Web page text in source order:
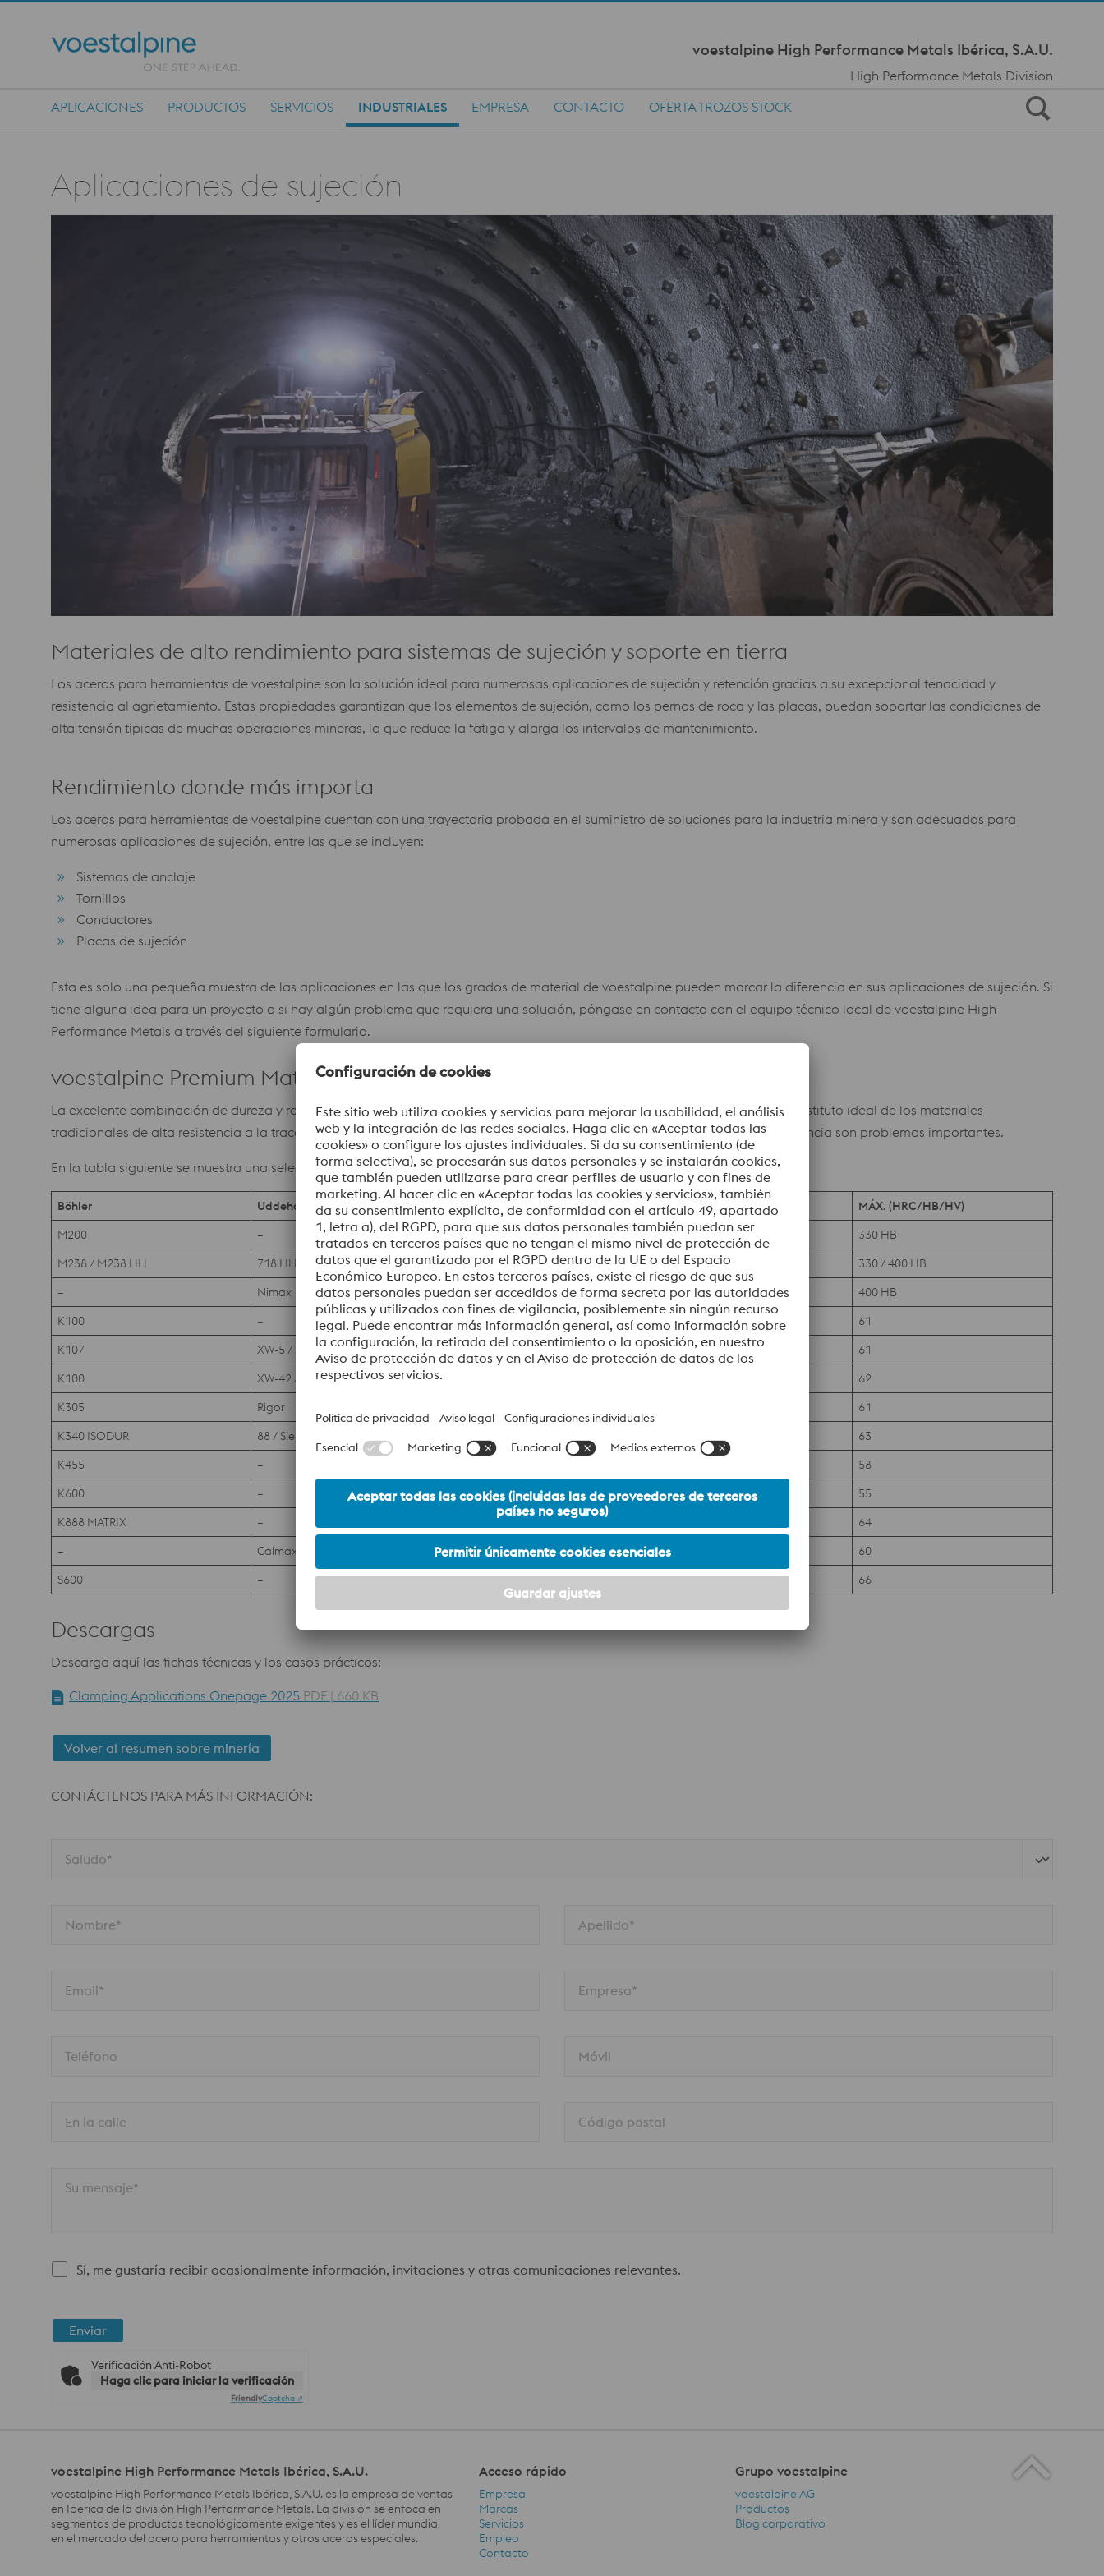
voestalpine High Performance Metals Ibérica, S.A.U.
High Performance Metals Division
APLICACIONES PRODUCTOS SERVICIOS INDUSTRIALES EMPRESA CONTACTO OFERTA TROZOS STOCK
Aplicaciones de sujeción
Materiales de alto rendimiento para sistemas de sujeción y soporte en tierra
Los aceros para herramientas de voestalpine son la solución ideal para numerosas aplicaciones de sujeción y retención gracias a su excepcional tenacidad y
resistencia al agrietamiento. Estas propiedades garantizan que los elementos de sujeción, como los pernos de roca y las placas, puedan soportar las condiciones de
alta tensión típicas de muchas operaciones mineras, lo que reduce la fatiga y alarga los intervalos de mantenimiento.
Rendimiento donde más importa
Los aceros para herramientas de voestalpine cuentan con una trayectoria probada en el suministro de soluciones para la industria minera y son adecuados para
numerosas aplicaciones de sujeción, entre las que se incluyen:
Sistemas de anclaje
Tornillos
Conductores
Placas de sujeción
Esta es solo una pequeña muestra de las aplicaciones en las que los grados de material de voestalpine pueden marcar la diferencia en sus aplicaciones de sujeción. Si
tiene alguna idea para un proyecto o si hay algún problema que requiera una solución, póngase en contacto con el equipo técnico local de voestalpine High
Performance Metals a través del siguiente formulario.
voestalpine Premium Materials
La excelente combinación de dureza y resistencia al desgaste que ofrecen los aceros para herramientas los convierte en un sustituto ideal de los materiales
tradicionales de alta resistencia a la tracción o cementados en una amplia gama de aplicaciones en las que la fatiga y la fluencia son problemas importantes.
En la tabla siguiente se muestra una selección de los grados resistentes al desgaste disponibles.
Böhler Uddeholm Villares W.N.R (EN/SEL)
MÁX. (HRC/HB/HV)
M200
– – 1.2312
330 HB
M238 / M238 HH
718 HH / Impax Supreme – 1.2738
330 / 400 HB
–
Nimax – PATENTE
400 HB
K100
– – 1.2080
61
K107
XW-5 / Sverker 3 – 1.2436
61
K100
XW-42 / Sverker 21
62
K305
Rigor
61
K340 ISODUR
88 / Sleipner
63
K455
–
58
K600
– – 1.2797
55
K888 MATRIX
–
64
–
Calmax – 1.2358
60
S600
– VWM2 1.3343 66
Descargas
Descarga aquí las fichas técnicas y los casos prácticos:
Clamping Applications Onepage 2025 PDF | 660 KB
Volver al resumen sobre minería
CONTÁCTENOS PARA MÁS INFORMACIÓN:
Saludo*
Nombre* Apellido*
Email* Empresa*
Teléfono Móvil
En la calle Código postal
Su mensaje*
Sí, me gustaría recibir ocasionalmente información, invitaciones y otras comunicaciones relevantes.
Enviar
Verificación Anti-Robot
Haga clic para iniciar la verificación
FriendlyCaptcha ⇗
voestalpine High Performance Metals Ibérica, S.A.U.
voestalpine High Performance Metals Ibérica, S.A.U. es la empresa de ventas
en Iberica de la división High Performance Metals. La división se enfoca en
segmentos de productos tecnológicamente exigentes y es el líder mundial
en el mercado del acero para herramientas y otros aceros especiales.
Acceso rápido
Acceso rápido Navigation
Empresa
Marcas
Servicios
Empleo
Contacto
Grupo voestalpine
Grupo voestalpine Navigation
voestalpine AG
Productos
Blog corporativo